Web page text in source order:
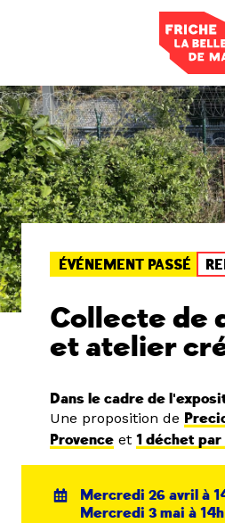
ÉVÉNEMENT PASSÉ
Collecte de
et atelier
Dans le cadre de
Une proposition de
Provence et 1 déchet
Mercredi 26 avril à
Mercredi 3 mai à 14h
Panneau de gestion des cookies